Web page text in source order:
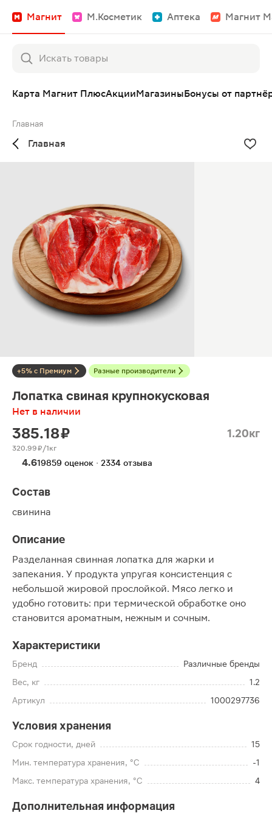
Магнит М.Косметик Аптека Магнит
Карта Магнит ПлюсАкцииМагазиныБонусы от
Главная
Главная
+5% с Премиум Разные производители
Лопатка свиная крупнокусковая
Нет в наличии
385.18 ₽ 1.20кг
320.99 ₽/1кг
4.619859 оценок · 2334 отзыва
Состав
свинина
Описание
Разделанная свинная лопатка для жарки и
запекания. У продукта упругая консистенция с
небольшой жировой прослойкой. Мясо легко и
удобно готовить: при термической обработке оно
становится ароматным, нежным и сочным.
Характеристики
Бренд
Различные бренды
Вес, кг
1.2
Артикул
1000297736
Условия хранения
Срок годности, дней
15
Мин. температура хранения, °C
-1
Макс. температура хранения, °C
4
Дополнительная информация